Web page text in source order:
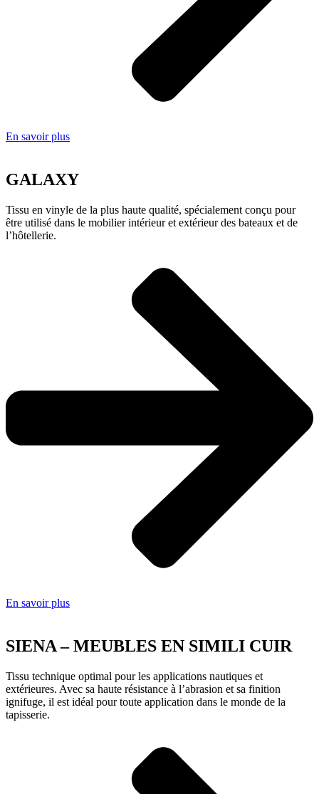
En savoir plus
GALAXY
Tissu en vinyle de la plus haute qualité, spécialement conçu pour
être utilisé dans le mobilier intérieur et extérieur des bateaux et de
l’hôtellerie.
En savoir plus
SIENA – MEUBLES EN SIMILI CUIR
Tissu technique optimal pour les applications nautiques et
extérieures. Avec sa haute résistance à l’abrasion et sa finition
ignifuge, il est idéal pour toute application dans le monde de la
tapisserie.